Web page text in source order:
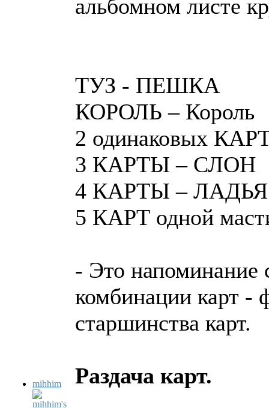
mihhim
альбомном листе
ТУЗ - ПЕШКА
КОРОЛЬ – Король
2 одинаковых
3 КАРТЫ – СЛОН
4 КАРТЫ – ЛАДЬЯ
5 КАРТ одной
- Это напоминание
комбинации карт -
старшинства карт.
Раздача карт.